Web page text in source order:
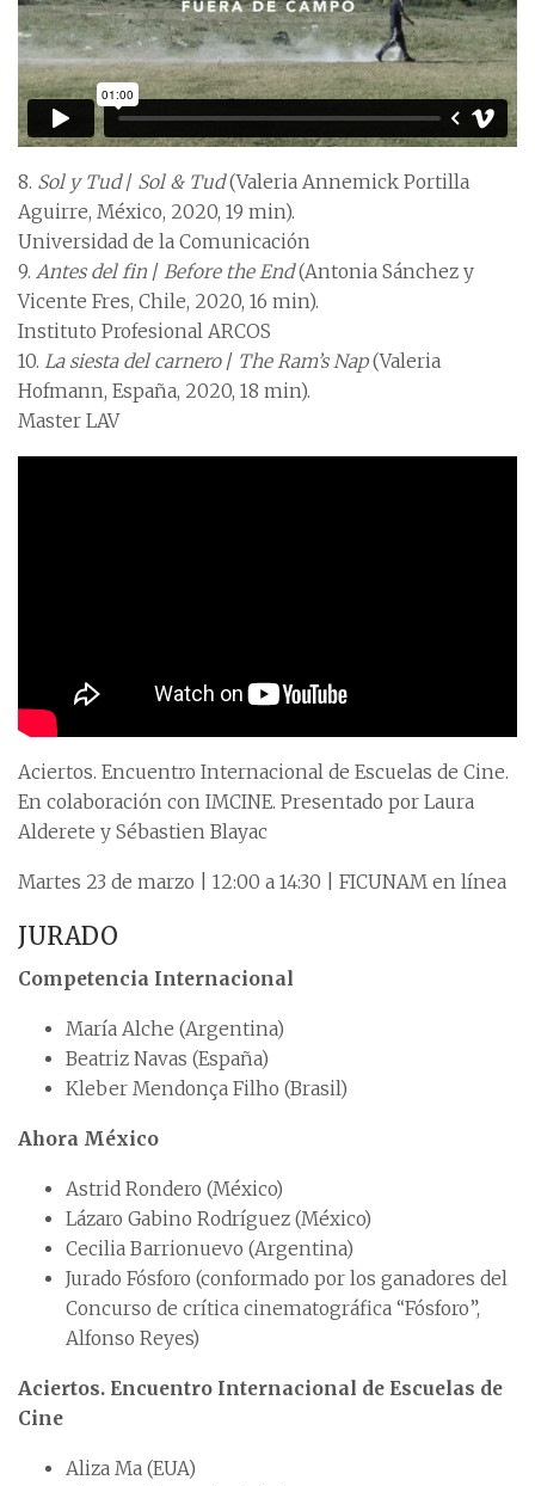
8. Sol y Tud/ Sol & Tud(Valeria Annemick Portilla
Aguirre, México, 2020, 19 min).
Universidad de la Comunicación
9. Antes del fin / Before the End(Antonia Sánchez y
Vicente Fres, Chile, 2020, 16 min).
Instituto Profesional ARCOS
10. La siesta del carnero/ The Ram’s Nap(Valeria
Hofmann, España, 2020, 18 min).
Master LAV
Aciertos. Encuentro Internacional de Escuelas de Cine.
En colaboración con IMCINE. Presentado por Laura
Alderete y Sébastien Blayac
Martes 23 de marzo | 12:00 a 14:30 | FICUNAM en línea
JURADO
Competencia Internacional
María Alche (Argentina)
Beatriz Navas (España)
Kleber Mendonça Filho (Brasil)
Ahora México
Astrid Rondero (México)
Lázaro Gabino Rodríguez (México)
Cecilia Barrionuevo (Argentina)
Jurado Fósforo (conformado por los ganadores del
Concurso de crítica cinematográfica “Fósforo”,
Alfonso Reyes)
Aciertos. Encuentro Internacional de Escuelas de
Cine
Aliza Ma (EUA)